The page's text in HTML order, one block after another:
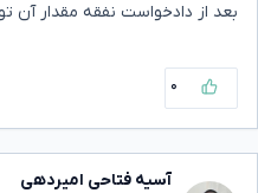
بعد از دادخواست نفقه مقدار
۰
آسیه فتاحی امیردهی